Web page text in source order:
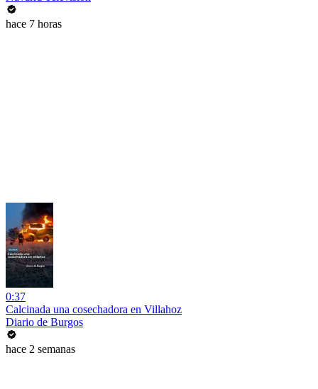
hace 7 horas
0:37
Calcinada una cosechadora en Villahoz
Diario de Burgos
hace 2 semanas